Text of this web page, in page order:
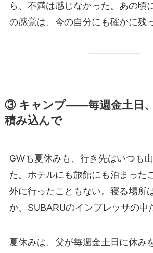
ら、不満は感じなかった。あの頃
の感覚は、今の自分にも確かに残
③ キャンプ——毎週金土日
積み込んで
GWも夏休みも、行き先はいつも
た。ホテルにも旅館にも泊まった
外に行ったこともない。寝る場所
か、SUBARUのインプレッサの中
夏休みは、父が毎週金土日に休み